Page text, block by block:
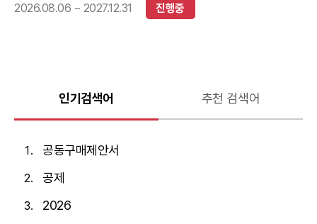
2026.08.06 ~ 2027.12.31 진행중
인기검색어 추천 검색어
공동구매제안서
공제
2026